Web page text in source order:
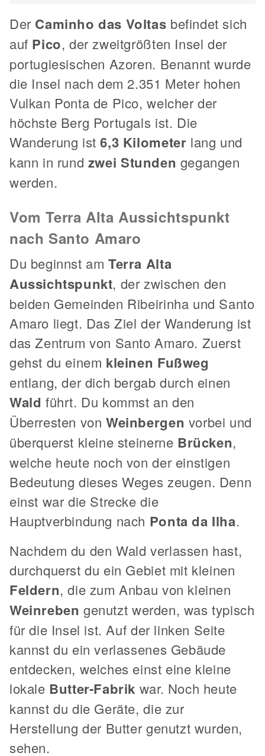
Der Caminho das Voltas befindet sich
auf Pico, der zweitgrößten Insel der
portugiesischen Azoren. Benannt wurde
die Insel nach dem 2.351 Meter hohen
Vulkan Ponta de Pico, welcher der
höchste Berg Portugals ist. Die
Wanderung ist6,3 Kilometer lang und
kann in rund zwei Stunden gegangen
werden.
Vom Terra Alta Aussichtspunkt
nach Santo Amaro
Du beginnst amTerra Alta
Aussichtspunkt, der zwischen den
beiden Gemeinden Ribeirinha und Santo
Amaro liegt. Das Ziel der Wanderung ist
das Zentrum von Santo Amaro. Zuerst
gehst du einem kleinen Fußweg
entlang, der dich bergab durch einen
Wald führt. Du kommst an den
Überresten vonWeinbergen vorbei und
überquerst kleine steinerne Brücken,
welche heute noch von der einstigen
Bedeutung dieses Weges zeugen. Denn
einst war die Strecke die
Hauptverbindung nach Ponta da Ilha.
Nachdem du den Wald verlassen hast,
durchquerst du ein Gebiet mit kleinen
Feldern, die zum Anbau von kleinen
Weinreben genutzt werden, was typisch
für die Insel ist. Auf der linken Seite
kannst du ein verlassenes Gebäude
entdecken, welches einst eine kleine
lokale Butter-Fabrik war. Noch heute
kannst du die Geräte, die zur
Herstellung der Butter genutzt wurden,
sehen.